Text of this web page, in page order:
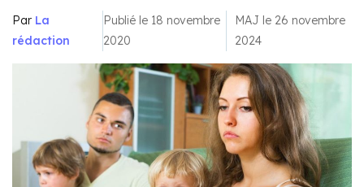
Par La
rédaction
Publié le 18 novembre
2020
MAJ le 26 novembre
2024